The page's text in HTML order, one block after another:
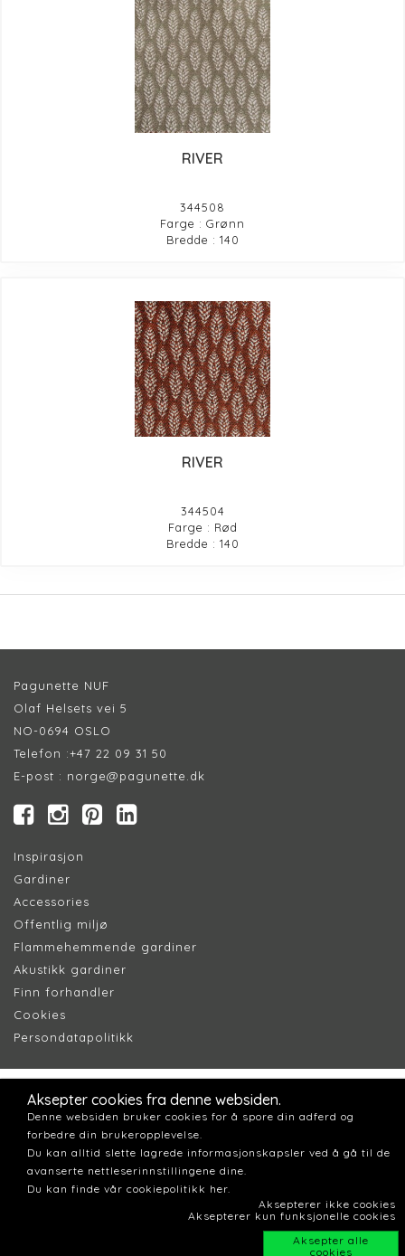
RIVER
344508
Farge : Grønn
Bredde : 140
RIVER
344504
Farge : Rød
Bredde : 140
Pagunette NUF
Olaf Helsets vei 5
NO-0694 OSLO
Telefon :+47 22 09 31 50
E-post : norge@pagunette.dk
Inspirasjon
Gardiner
Accessories
Offentlig miljø
Flammehemmende gardiner
Akustikk gardiner
Finn forhandler
Cookies
Persondatapolitikk
Aksepter cookies fra denne websiden.
Denne websiden bruker cookies for å spore din adferd og
forbedre din brukeropplevelse.
Du kan alltid slette lagrede informasjonskapsler ved å gå til de
avanserte nettleserinnstillingene dine.
Du kan finde vår cookiepolitikk her.
Aksepterer ikke cookies
Aksepterer kun funksjonelle cookies
Aksepter alle
cookies